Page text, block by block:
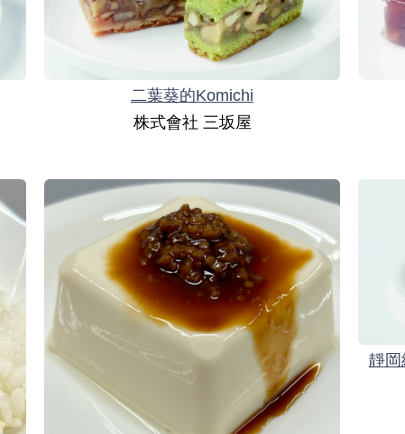
二葉葵的Komichi
株式會社 三坂屋
靜岡